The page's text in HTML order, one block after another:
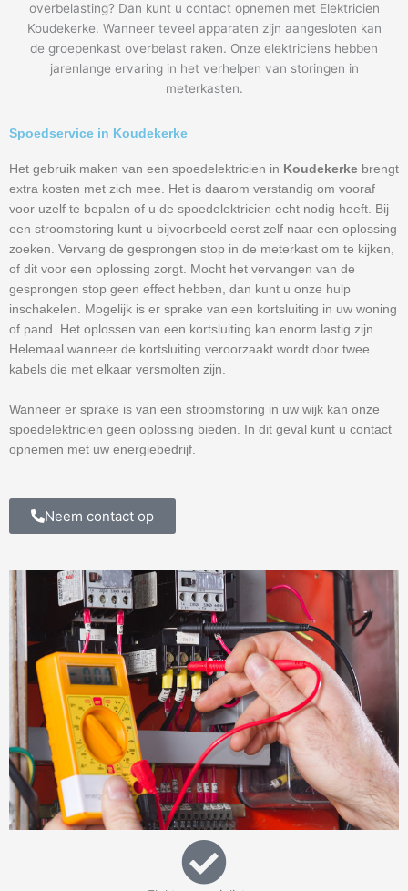
overbelasting? Dan kunt u contact opnemen met Elektricien
Koudekerke. Wanneer teveel apparaten zijn aangesloten kan
de groepenkast overbelast raken. Onze elektriciens hebben
jarenlange ervaring in het verhelpen van storingen in
meterkasten.
Spoedservice in Koudekerke
Het gebruik maken van een spoedelektricien in Koudekerke brengt
extra kosten met zich mee. Het is daarom verstandig om vooraf
voor uzelf te bepalen of u de spoedelektricien echt nodig heeft. Bij
een stroomstoring kunt u bijvoorbeeld eerst zelf naar een oplossing
zoeken. Vervang de gesprongen stop in de meterkast om te kijken,
of dit voor een oplossing zorgt. Mocht het vervangen van de
gesprongen stop geen effect hebben, dan kunt u onze hulp
inschakelen. Mogelijk is er sprake van een kortsluiting in uw woning
of pand. Het oplossen van een kortsluiting kan enorm lastig zijn.
Helemaal wanneer de kortsluiting veroorzaakt wordt door twee
kabels die met elkaar versmolten zijn.
Wanneer er sprake is van een stroomstoring in uw wijk kan onze
spoedelektricien geen oplossing bieden. In dit geval kunt u contact
opnemen met uw energiebedrijf.
Neem contact op